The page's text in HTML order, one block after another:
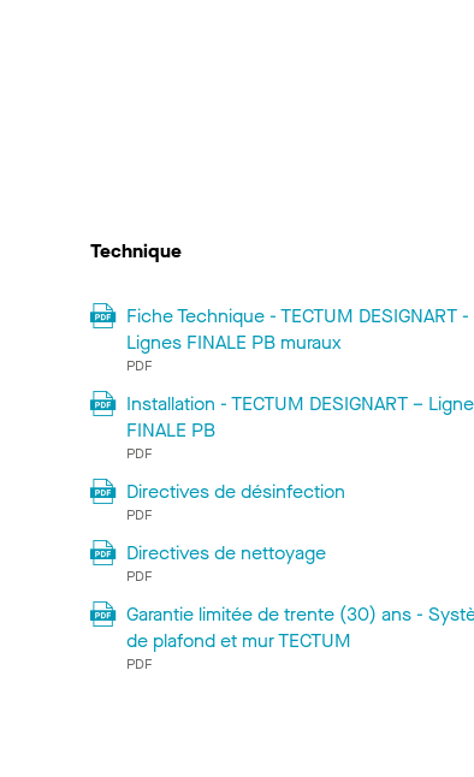
Technique
Fiche Technique - TECTUM DESIGNART -
Lignes FINALE PB muraux
PDF
Installation - TECTUM DESIGNART –
FINALE PB
PDF
Directives de désinfection
PDF
Directives de nettoyage
PDF
Garantie limitée de trente (30) ans -
de plafond et mur TECTUM
PDF